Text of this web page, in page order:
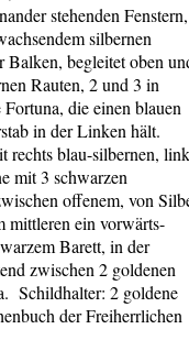
stehenden Fenstern,
silbernen
begleitet oben
Rauten, 2 und 3 in
die einen blauen
in der Linken hält.
rechts blau-silbernen,
mit 3 schwarzen
offenem, von
mittleren ein vorwärts-
Barett, in der
zwischen 2 goldenen
Schildhalter: 2 goldene
der Freiherrlichen